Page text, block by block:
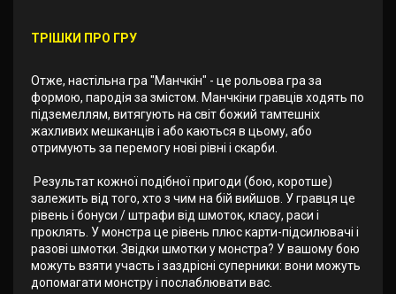
ТРІШКИ ПРО ГРУ
Отже, настільна гра "Манчкін" - це рольова гра за
формою, пародія за змістом. Манчкіни гравців ходять по
підземеллям, витягують на світ божий тамтешніх
жахливих мешканців і або каються в цьому, або
отримують за перемогу нові рівні і скарби.
Результат кожної подібної пригоди (бою, коротше)
залежить від того, хто з чим на бій вийшов. У гравця це
рівень і бонуси / штрафи від шмоток, класу, раси і
проклять. У монстра це рівень плюс карти-підсилювачі і
разові шмотки. Звідки шмотки у монстра? У вашому бою
можуть взяти участь і заздрісні суперники: вони можуть
допомагати монстру і послаблювати вас.